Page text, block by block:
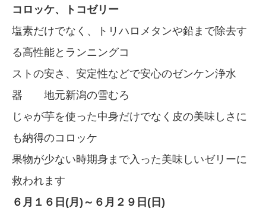
コロッケ、トコゼリー
塩素だけでなく、トリハロメタンや鉛まで除去す
る高性能とランニングコ
ストの安さ、安定性などで安心のゼンケン浄水
器 地元新潟の雪むろ
じゃが芋を使った中身だけでなく皮の美味しさに
も納得のコロッケ
果物が少ない時期身まで入った美味しいゼリーに
救われます
６月１６日(月)～６月２９日(日)